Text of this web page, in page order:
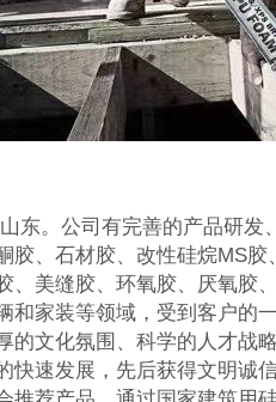
东。公司有完善的产品研发
胶、石材胶、改性硅烷MS胶
美缝胶、环氧胶、厌氧胶、
和家装等领域，受到客户的
的文化氛围、科学的人才战
快速发展，先后获得文明诚